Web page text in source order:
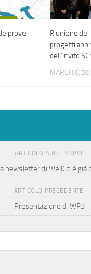
prove
Riunione
progetti
dell’invito
MARCH 6,
ARTICOLO SUCCESSIVO
newsletter di WellCo è già
ARTICOLO PRECEDENTE
Presentazione di WP3